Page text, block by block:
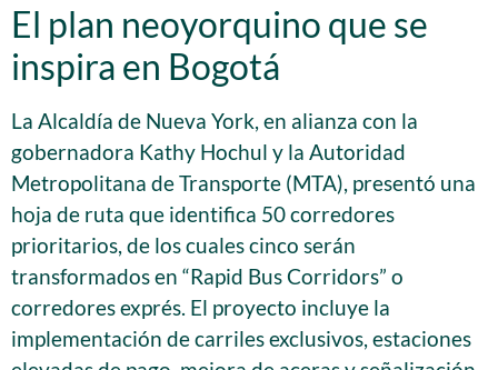
El plan neoyorquino que se
inspira en Bogotá
La Alcaldía de Nueva York, en alianza con la
gobernadora Kathy Hochul y la Autoridad
Metropolitana de Transporte (MTA), presentó una
hoja de ruta que identifica 50 corredores
prioritarios, de los cuales cinco serán
transformados en “Rapid Bus Corridors” o
corredores exprés. El proyecto incluye la
implementación de carriles exclusivos, estaciones